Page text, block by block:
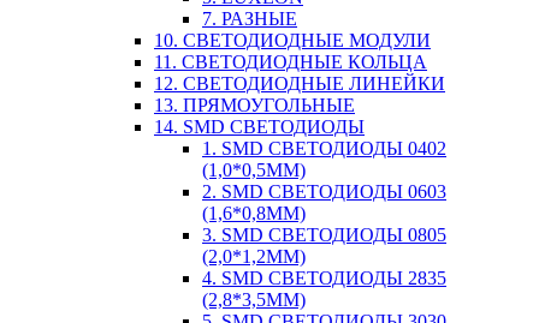
7. РАЗНЫЕ
10. СВЕТОДИОДНЫЕ МОДУЛИ
11. СВЕТОДИОДНЫЕ КОЛЬЦА
12. СВЕТОДИОДНЫЕ ЛИНЕЙКИ
13. ПРЯМОУГОЛЬНЫЕ
14. SMD СВЕТОДИОДЫ
1. SMD СВЕТОДИОДЫ 0402
(1,0*0,5ММ)
2. SMD СВЕТОДИОДЫ 0603
(1,6*0,8ММ)
3. SMD СВЕТОДИОДЫ 0805
(2,0*1,2ММ)
4. SMD СВЕТОДИОДЫ 2835
(2,8*3,5ММ)